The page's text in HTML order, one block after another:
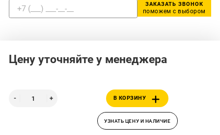
ЗАКАЗАТЬ ЗВОНОК
поможем с выбором
Цену уточняйте у менеджера
В КОРЗИНУ
УЗНАТЬ ЦЕНУ И НАЛИЧИЕ